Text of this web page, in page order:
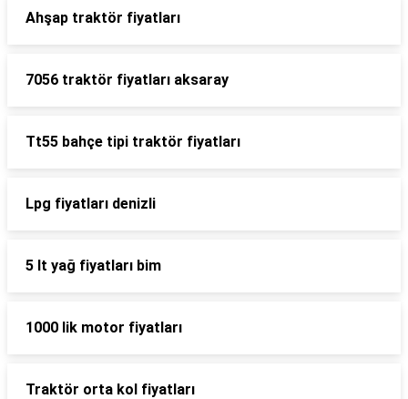
Ahşap traktör fiyatları
7056 traktör fiyatları aksaray
Tt55 bahçe tipi traktör fiyatları
Lpg fiyatları denizli
5 lt yağ fiyatları bim
1000 lik motor fiyatları
Traktör orta kol fiyatları